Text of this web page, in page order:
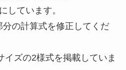
しています。
の計算式を修正してくだ
イズの2様式を掲載していま